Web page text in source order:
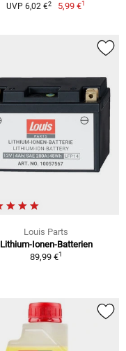
UVP 6,02 €2 5,99 €1
Louis Parts
Lithium-Ionen-Batterien
89,99 €1